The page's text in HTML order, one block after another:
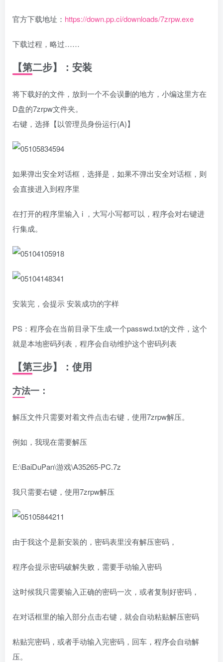
官方下载地址： https://down.pp.ci/downloads/7zrpw.exe
下载过程，略过……
【第二步】：安装
将下载好的文件，放到一个不会误删的地方，小编这里方在
D盘的7zrpw文件夹。
右键，选择【以管理员身份运行(A)】
如果弹出安全对话框，选择是，如果不弹出安全对话框，则
会直接进入到程序里
在打开的程序里输入 i ，大写小写都可以，程序会对右键进
行集成。
安装完，会提示 安装成功的字样
PS：程序会在当前目录下生成一个passwd.txt的文件，这个
就是本地密码列表，程序会自动维护这个密码列表
【第三步】：使用
方法一：
解压文件只需要对着文件点击右键，使用7zrpw解压。
例如，我现在需要解压
E:\BaiDuPan\游戏\A35265-PC.7z
我只需要右键，使用7zrpw解压
由于我这个是新安装的，密码表里没有解压密码，
程序会提示密码破解失败，需要手动输入密码
这时候我只需要输入正确的密码一次，或者复制好密码，
在对话框里的输入部分点击右键，就会自动粘贴解压密码
粘贴完密码，或者手动输入完密码，回车，程序会自动解
压。